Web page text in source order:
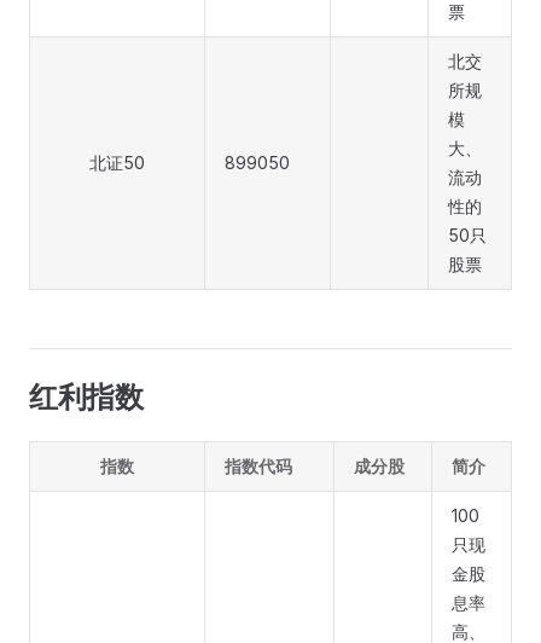
票
北证50 899050
北交
所规
模
大、
流动
性的
50只
股票
红利指数
指数 指数代码 成分股 简介
100
只现
金股
息率
高、